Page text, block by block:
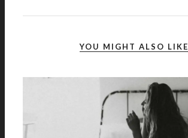
YOU MIGHT ALSO LIKE